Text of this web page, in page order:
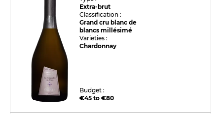
Extra-brut
Classification :
Grand cru blanc de
blancs millésimé
Varieties :
Chardonnay
Budget :
€45 to €80